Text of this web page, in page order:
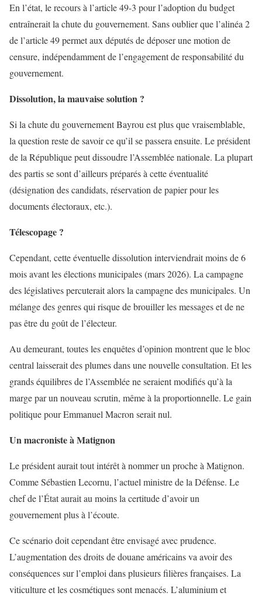
En l’état, le recours à l’article 49-3 pour l’adoption du budget
entraînerait la chute du gouvernement. Sans oublier que l’alinéa 2
de l’article 49 permet aux députés de déposer une motion de
censure, indépendamment de l’engagement de responsabilité du
gouvernement.
Dissolution, la mauvaise solution ?
Si la chute du gouvernement Bayrou est plus que vraisemblable,
la question reste de savoir ce qu’il se passera ensuite. Le président
de la République peut dissoudre l’Assemblée nationale. La plupart
des partis se sont d’ailleurs préparés à cette éventualité
(désignation des candidats, réservation de papier pour les
documents électoraux, etc.).
Télescopage ?
Cependant, cette éventuelle dissolution interviendrait moins de 6
mois avant les élections municipales (mars 2026). La campagne
des législatives percuterait alors la campagne des municipales. Un
mélange des genres qui risque de brouiller les messages et de ne
pas être du goût de l’électeur.
Au demeurant, toutes les enquêtes d’opinion montrent que le bloc
central laisserait des plumes dans une nouvelle consultation. Et les
grands équilibres de l’Assemblée ne seraient modifiés qu’à la
marge par un nouveau scrutin, même à la proportionnelle. Le gain
politique pour Emmanuel Macron serait nul.
Un macroniste à Matignon
Le président aurait tout intérêt à nommer un proche à Matignon.
Comme Sébastien Lecornu, l’actuel ministre de la Défense. Le
chef de l’État aurait au moins la certitude d’avoir un
gouvernement plus à l’écoute.
Ce scénario doit cependant être envisagé avec prudence.
L’augmentation des droits de douane américains va avoir des
conséquences sur l’emploi dans plusieurs filières françaises. La
viticulture et les cosmétiques sont menacés. L’aluminium et